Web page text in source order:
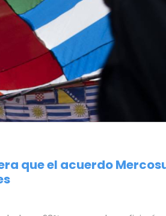
que el acuerdo